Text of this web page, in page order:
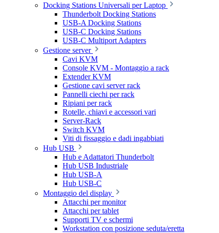
Docking Stations Universali per Laptop
Thunderbolt Docking Stations
USB-A Docking Stations
USB-C Docking Stations
USB-C Multiport Adapters
Gestione server
Cavi KVM
Console KVM - Montaggio a rack
Extender KVM
Gestione cavi server rack
Pannelli ciechi per rack
Ripiani per rack
Rotelle, chiavi e accessori vari
Server-Rack
Switch KVM
Viti di fissaggio e dadi ingabbiati
Hub USB
Hub e Adattatori Thunderbolt
Hub USB Industriale
Hub USB-A
Hub USB-C
Montaggio del display
Attacchi per monitor
Attacchi per tablet
Supporti TV e schermi
Workstation con posizione seduta/eretta